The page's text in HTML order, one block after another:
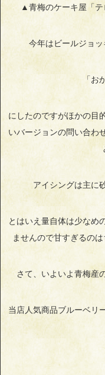
▲青梅のケーキ屋「テ
今年はビールジョ
「お
にしたのですがほかの目
いバージョンの問い合わ
アイシングは主に
とはいえ量自体は少なめ
ませんので甘すぎるの
さて、いよいよ青梅産
当店人気商品ブルーベリ